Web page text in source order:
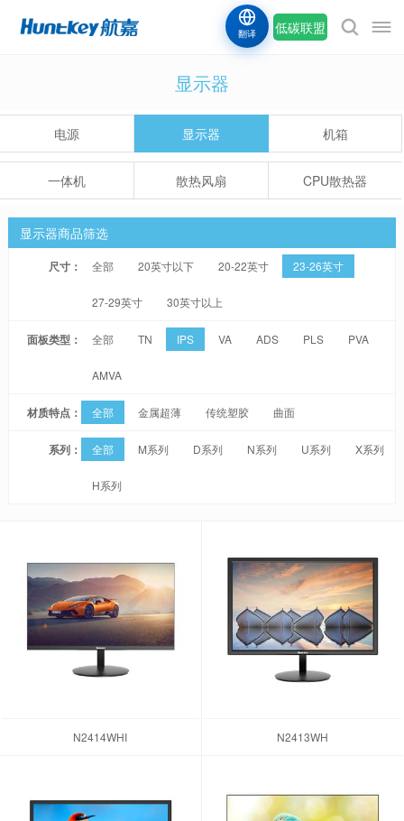
低碳联盟
翻译
显示器
电源 显示器 机箱
一体机 散热风扇 CPU散热器
显示器商品筛选
尺寸： 全部 20英寸以下 20-22英寸 23-26英寸
27-29英寸 30英寸以上
面板类型： 全部 TN IPS VA ADS PLS PVA
AMVA
材质特点： 全部 金属超薄 传统塑胶 曲面
系列： 全部 M系列 D系列 N系列 U系列 X系列
H系列
N2414WHI N2413WH